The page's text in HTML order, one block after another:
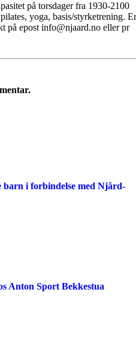
på torsdager fra 1930-2100
yoga, basis/styrketrening. Er
på epost info@njaard.no eller pr
i forbindelse med Njård-
Anton Sport Bekkestua